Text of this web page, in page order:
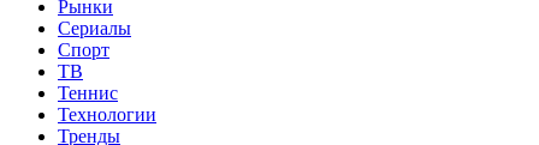
Рынки
Сериалы
Спорт
ТВ
Теннис
Технологии
Тренды